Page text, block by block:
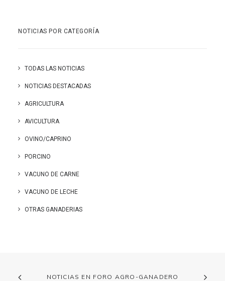
NOTICIAS POR CATEGORÍA
TODAS LAS NOTICIAS
NOTICIAS DESTACADAS
AGRICULTURA
AVICULTURA
OVINO/CAPRINO
PORCINO
VACUNO DE CARNE
VACUNO DE LECHE
OTRAS GANADERIAS
NOTICIAS EN FORO AGRO-GANADERO